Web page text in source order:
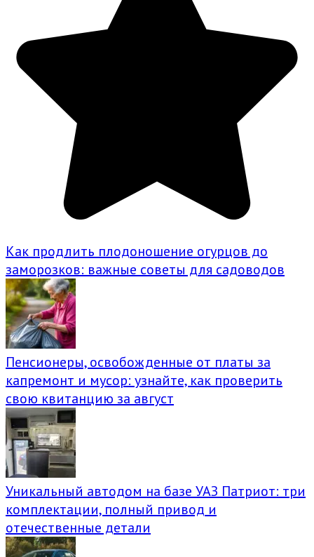
Как продлить плодоношение огурцов до
заморозков: важные советы для садоводов
Пенсионеры, освобожденные от платы за
капремонт и мусор: узнайте, как проверить
свою квитанцию за август
Уникальный автодом на базе УАЗ Патриот: три
комплектации, полный привод и
отечественные детали